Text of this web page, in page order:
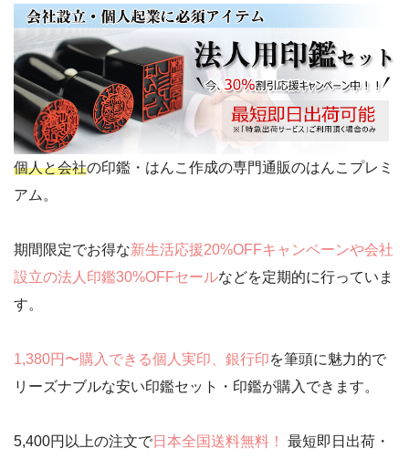
個人と会社の印鑑・はんこ作成の専門通販のはんこプレミ
アム。
期間限定でお得な新生活応援20%OFFキャンペーンや会社
設立の法人印鑑30%OFFセールなどを定期的に行っていま
す。
1,380円〜購入できる個人実印、銀行印を筆頭に魅力的で
リーズナブルな安い印鑑セット・印鑑が購入できます。
5,400円以上の注文で日本全国送料無料！
最短即日出荷・